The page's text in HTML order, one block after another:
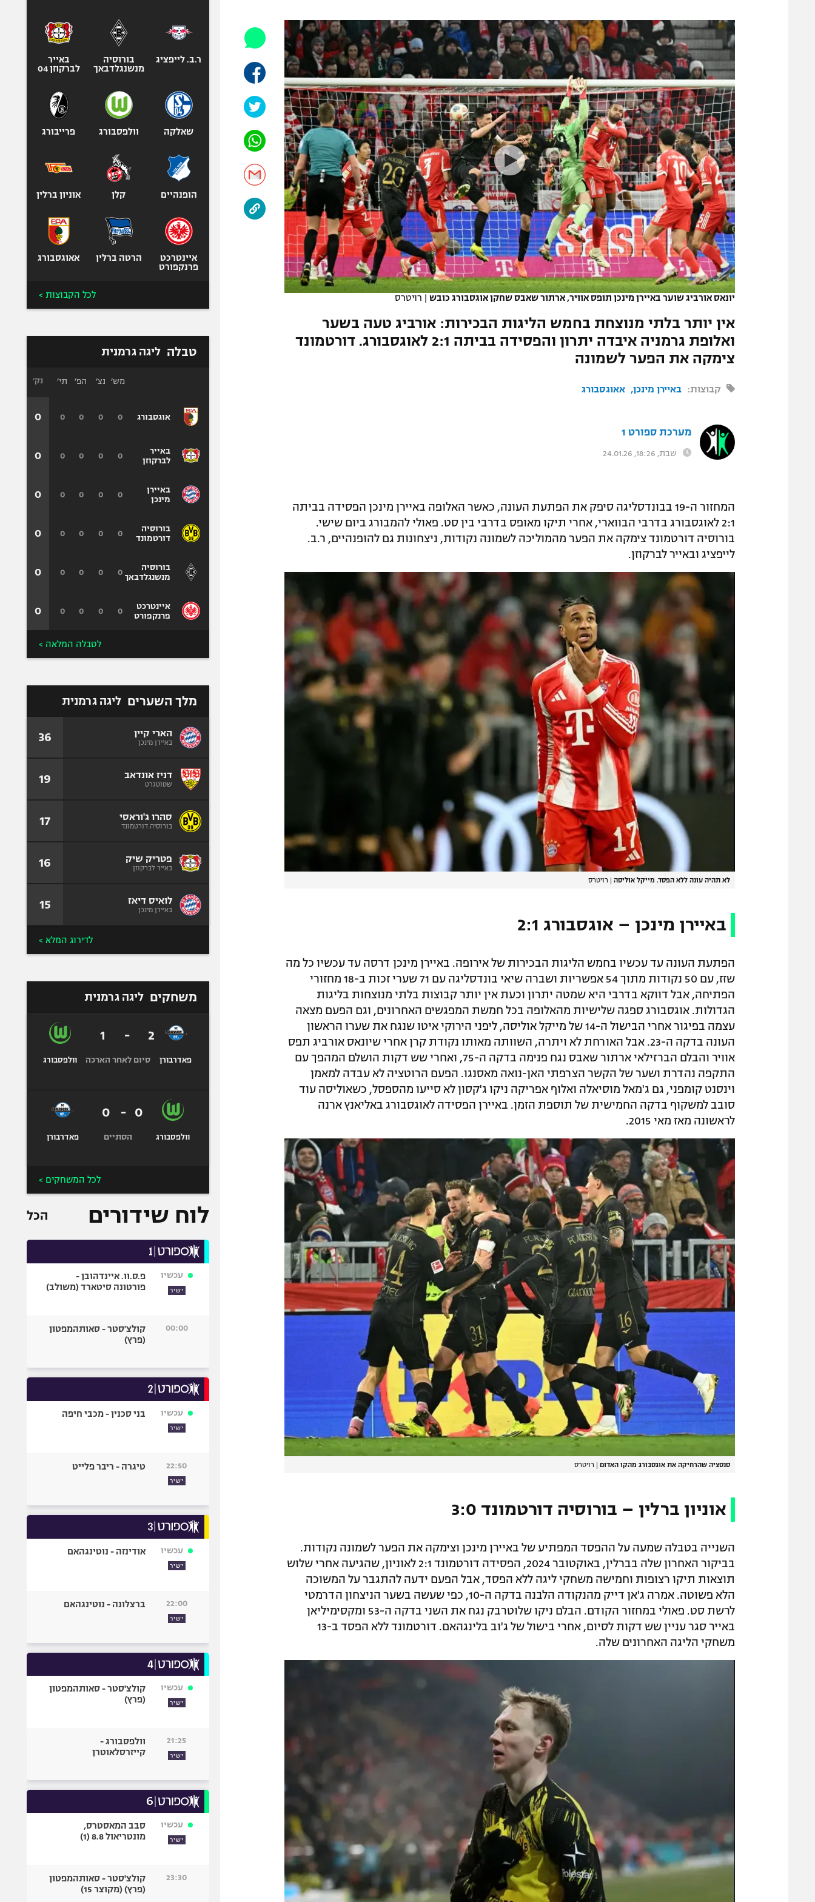
תקנון משתתפים וזוכים בפרסים
תקנון עבור פעילות אלקטרה
תקנון עבור פעילות ספורט 1 – "מרלן"
טניס
גיימינג E-Sports
תנאי שימוש
מדיניות פרטיות
תקנון פעילות ספורט 1
רשיון להקרנה פומבית לבית עסק
הצטרפות לחבילת הערוצים
לוח דרושים – ג'ובנט
תגיות
המגזין
הפועל תל אביב
הפועל חיפה
הפועל באר שבע
מכבי נתניה
בני יהודה
ליגה סינית
ליגה ברזילאית
ליגות נוספות
אופניים
ספורט מוטורי
כדורמים
פוטבול אמריקאי NFL
בייסבול MLB
ספורט אתגרי
גיימינג E-Sports
יונאס אורביג שוער באיירן מינכן תופס אוויר, ארתור שאבס שחקן אוגסבורג כובש | רויטרס
אין יותר בלתי מנוצחת בחמש הליגות הבכירות: אורביג טעה בשער
ואלופת גרמניה איבדה יתרון והפסידה בביתה 2:1 לאוגסבורג. דורטמונד
צימקה את הפער לשמונה
קבוצות: באיירן מינכן אאוגסבורג
מערכת ספורט 1
שבת, 18:26, 24.01.26
המחזור ה-19 בבונדסליגה סיפק את הפתעת העונה, כאשר האלופה באיירן מינכן הפסידה בביתה
2:1 לאוגסבורג בדרבי הבווארי, אחרי תיקו מאופס בדרבי בין סט. פאולי להמבורג ביום שישי.
בורוסיה דורטמונד צימקה את הפער מהמוליכה לשמונה נקודות, ניצחונות גם להופנהיים, ר.ב.
לייפציג ובאייר לברקוזן.
לא תהיה עונה ללא הפסד. מייקל אוליסה | רויטרס
באיירן מינכן – אוגסבורג 2:1
הפתעת העונה עד עכשיו בחמש הליגות הבכירות של אירופה. באיירן מינכן דרסה עד עכשיו כל מה
שזז, עם 50 נקודות מתוך 54 אפשריות ושברה שיאי בונדסליגה עם 71 שערי זכות ב-18 מחזורי
הפתיחה, אבל דווקא בדרבי היא שמטה יתרון וכעת אין יותר קבוצות בלתי מנוצחות בליגות
הגדולות. אוגסבורג ספגה שלישיות מהאלופה בכל חמשת המפגשים האחרונים, וגם הפעם מצאה
עצמה בפיגור אחרי הבישול ה-14 של מייקל אוליסה, ליפני הירוקי איטו שנגח את שערו הראשון
העונה בדקה ה-23. אבל האורחת לא ויתרה, השוותה מאותו נקודת קרן אחרי שיונאס אורביג תפס
אוויר והבלם הברזילאי ארתור שאבס נגח פנימה בדקה ה-75, ואחרי שש דקות הושלם המהפך עם
התקפה נהדרת ושער של הקשר הצרפתי האן-נואה מאסנגו. הפעם הרוטציה לא עבדה למאמן
וינסנט קומפני, גם ג'מאל מוסיאלה ואלוף אפריקה ניקו ג'קסון לא סייעו מהספסל, כשאוליסה עוד
סובב למשקוף בדקה החמישית של תוספת הזמן. באיירן הפסידה לאוגסבורג באליאנץ ארנה
לראשונה מאז מאי 2015.
סנסציה שהרחיקה את אוגסבורג מהקו האדום | רויטרס
אוניון ברלין – בורוסיה דורטמונד 3:0
השנייה בטבלה שמעה על ההפסד המפתיע של באיירן מינכן וצימקה את הפער לשמונה נקודות.
בביקור האחרון שלה בברלין, באוקטובר 2024, הפסידה דורטמונד 2:1 לאוניון, שהגיעה אחרי שלוש
תוצאות תיקו רצופות וחמישה משחקי ליגה ללא הפסד, אבל הפעם ידעה להתגבר על המשוכה
הלא פשוטה. אמרה ג'אן דייק מהנקודה הלבנה בדקה ה-10, כפי שעשה בשער הניצחון הדרמטי
לרשת סט. פאולי במחזור הקודם. הבלם ניקו שלוטרבק נגח את השני בדקה ה-53 ומקסימיליאן
באייר סגר עניין שש דקות לסיום, אחרי בישול של ג'וב בלינגהאם. דורטמונד ללא הפסד ב-13
משחקי הליגה האחרונים שלה.
ר.ב. לייפציג
בורוסיה
מנשנגלדבאך
באייר
לברקוזן 04
שאלקה וולפסבורג פרייבורג
הופנהיים קלן אוניון ברלין
איינטרכט
פרנקפורט
הרטה ברלין אאוגסבורג
לכל הקבוצות >
טבלה ליגה גרמנית
אוגסבורג
באייר
לברקוזן
באיירן
מינכן
בורוסיה
דורטמונד
בורוסיה
מנשנגלדבאך
איינטרכט
פרנקפורט
מש׳ נצ׳ הפ׳ תי׳
0
0
0
0
0
0
0
0
0
0
0
0
0
0
0
0
0
0
0
0
0
0
0
0
נק׳
0
0
0
0
0
0
לטבלה המלאה >
מלך השערים ליגה גרמנית
הארי קיין
באיירן מינכן 36
דניז אונדאב
שטוטגרט 19
סהרו ג'וראסי
בורוסיה דורטמונד 17
פטריק שיק
באייר לברקוזן 16
לואיס דיאז
באיירן מינכן 15
לדירוג המלא >
משחקים ליגה גרמנית
פאדרבורן
2
-
1
סיום לאחר הארכה וולפסבורג
וולפסבורג
0
-
0
הסתיים פאדרבורן
לכל המשחקים >
לוח שידורים הכל
עכשיו
ישיר
פ.ס.וו. איינדהובן -
פורטונה סיטארד (משולב)
00:00
קולצ'סטר - סאותהמפטון
(פרץ)
עכשיו
ישיר
בני סכנין - מכבי חיפה
22:50
ישיר
טיגרה - ריבר פלייט
עכשיו
ישיר
אודינזה - נוטינגהאם
22:00
ישיר
ברצלונה - נוטינגהאם
עכשיו
ישיר
קולצ'סטר - סאותהמפטון
(פרץ)
21:25
ישיר
וולפסבורג -
קייזרסלאוטרן
עכשיו
ישיר
סבב המאסטרס,
מונטריאול 8.8 (1)
23:30
קולצ'סטר - סאותהמפטון
(פרץ) (מקוצר 15)